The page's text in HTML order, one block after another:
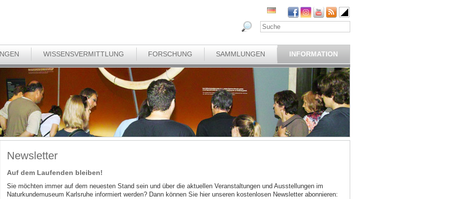
WISSENSVERMITTLUNG FORSCHUNG SAMMLUNGEN INFORMATION
Newsletter
Auf dem Laufenden bleiben!
Sie möchten immer auf dem neuesten Stand sein und über die aktuellen Veranstaltungen und Ausstellungen im
Naturkundemuseum Karlsruhe informiert werden? Dann können Sie hier unseren kostenlosen Newsletter abonnieren: